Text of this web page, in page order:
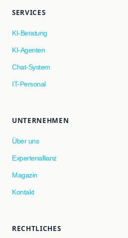
SERVICES
KI-Beratung
KI-Agenten
Chat-System
IT-Personal
UNTERNEHMEN
Über uns
Expertenallianz
Magazin
Kontakt
RECHTLICHES